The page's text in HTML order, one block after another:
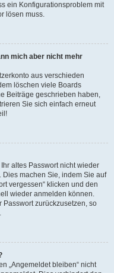
ein Konfigurationsproblem mit
lösen muss.
mich aber nicht mehr
aus verschieden
löschen viele Boards
Beiträge geschrieben haben,
Sie sich einfach erneut
altes Passwort nicht wieder
machen Sie, indem Sie auf
vergessen“ klicken und den
wieder anmelden können.
Passwort zurückzusetzen, so
„Angemeldet bleiben“ nicht